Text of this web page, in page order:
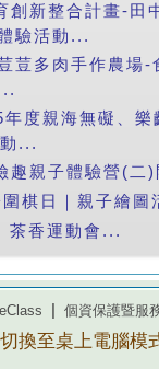
創新整合計畫-田
驗活動...
荳多肉手作農場
度親海無礙、樂
...
趣親子體驗營(二
棋日｜親子繪圖
茶香運動會...
個資保護暨服
切換至桌上電腦模